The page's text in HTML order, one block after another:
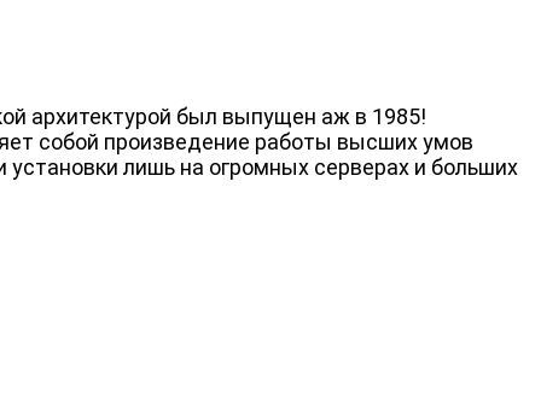
архитектурой был выпущен аж в 1985!
собой произведение работы высших умов
лишь на огромных серверах и больших